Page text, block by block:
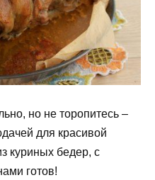
но не торопитесь –
для красивой
куриных бедер, с
готов!